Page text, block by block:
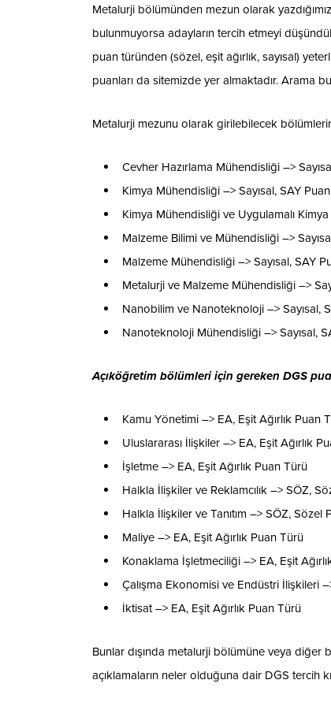
Metalurji bölümünden mezun olarak
bulunmuyorsa adayların tercih etmeyi
puan türünden (sözel, eşit ağırlık, sayısal)
puanları da sitemizde yer almaktadır. Arama
Metalurji mezunu olarak girilebilecek
Cevher Hazırlama Mühendisliği –>
Kimya Mühendisliği –> Sayısal, SAY
Kimya Mühendisliği ve Uygulamalı
Malzeme Bilimi ve Mühendisliği –>
Malzeme Mühendisliği –> Sayısal, SAY
Metalurji ve Malzeme Mühendisliği –>
Nanobilim ve Nanoteknoloji –> Sayısal,
Nanoteknoloji Mühendisliği –> Sayısal,
Açıköğretim bölümleri için gereken DGS
Kamu Yönetimi –> EA, Eşit Ağırlık Puan
Uluslararası İlişkiler –> EA, Eşit Ağırlık
İşletme –> EA, Eşit Ağırlık Puan Türü
Halkla İlişkiler ve Reklamcılık –> SÖZ,
Halkla İlişkiler ve Tanıtım –> SÖZ, Sözel
Maliye –> EA, Eşit Ağırlık Puan Türü
Konaklama İşletmeciliği –> EA, Eşit
Çalışma Ekonomisi ve Endüstri İlişkileri
İktisat –> EA, Eşit Ağırlık Puan Türü
Bunlar dışında metalurji bölümüne veya
açıklamaların neler olduğuna dair DGS tercih